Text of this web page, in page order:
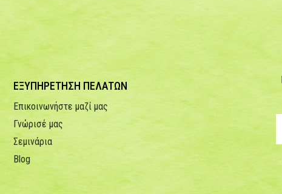
ΕΞΥΠΗΡΕΤΗΣΗ ΠΕΛΑΤΩΝ
Επικοινωνήστε μαζί μας
Γνώρισέ μας
Σεμινάρια
Blog